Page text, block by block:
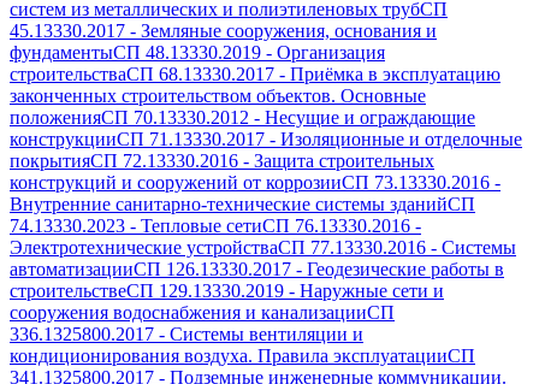
систем из металлических и полиэтиленовых трубСП
45.13330.2017 - Земляные сооружения, основания и
фундаментыСП 48.13330.2019 - Организация
строительстваСП 68.13330.2017 - Приёмка в эксплуатацию
законченных строительством объектов. Основные
положенияСП 70.13330.2012 - Несущие и ограждающие
конструкцииСП 71.13330.2017 - Изоляционные и отделочные
покрытияСП 72.13330.2016 - Защита строительных
конструкций и сооружений от коррозииСП 73.13330.2016 -
Внутренние санитарно-технические системы зданийСП
74.13330.2023 - Тепловые сетиСП 76.13330.2016 -
Электротехнические устройстваСП 77.13330.2016 - Системы
автоматизацииСП 126.13330.2017 - Геодезические работы в
строительствеСП 129.13330.2019 - Наружные сети и
сооружения водоснабжения и канализацииСП
336.1325800.2017 - Системы вентиляции и
кондиционирования воздуха. Правила эксплуатацииСП
341.1325800.2017 - Подземные инженерные коммуникации.